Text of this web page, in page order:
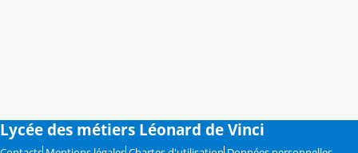
Lycée des métiers Léonard de Vinci